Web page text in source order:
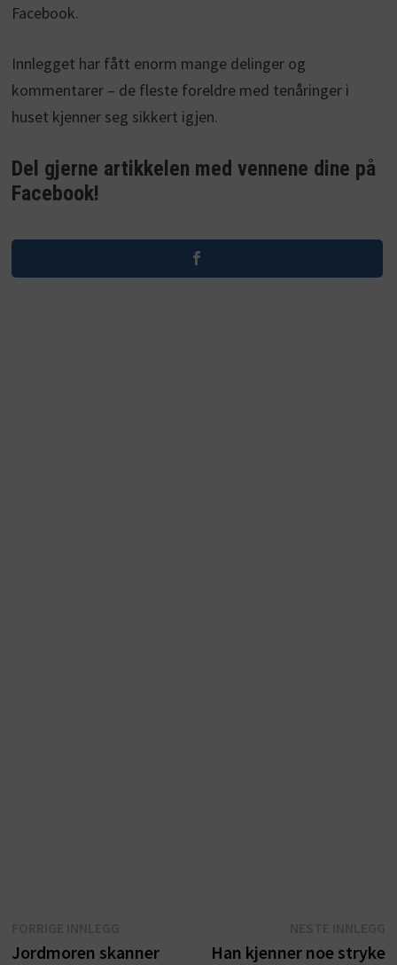
Facebook.
Innlegget har fått enorm mange delinger og
kommentarer – de fleste foreldre med tenåringer i
huset kjenner seg sikkert igjen.
Del gjerne artikkelen med vennene dine på
Facebook!
innlegg:
Jordmoren skanner
Han kjenner noe stryke